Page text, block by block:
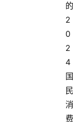
的
2
0
2
4
国
民
消
费